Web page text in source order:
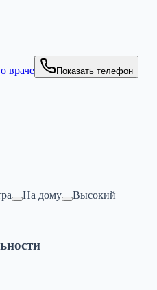
враче Показать телефон
На дому
Высокий